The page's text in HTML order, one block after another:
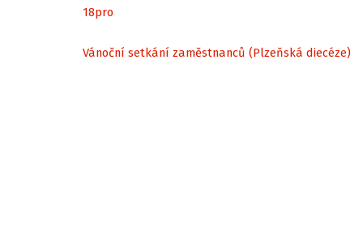
18pro
Vánoční setkání zaměstnanců (Plzeňská diecéze)